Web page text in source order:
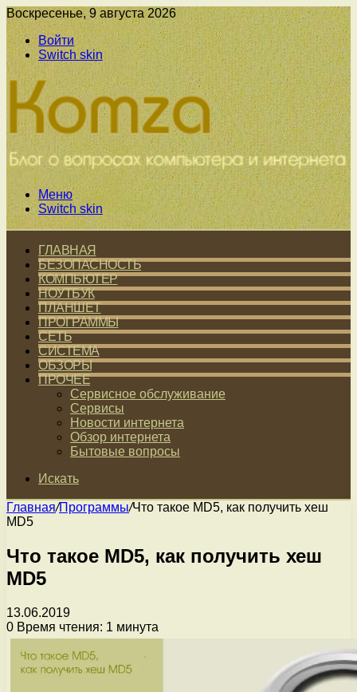
Воскресенье, 9 августа 2026
Войти
Switch skin
Меню
Switch skin
ГЛАВНАЯ
БЕЗОПАСНОСТЬ
КОМПЬЮТЕР
НОУТБУК
ПЛАНШЕТ
ПРОГРАММЫ
СЕТЬ
СИСТЕМА
ОБЗОРЫ
ПРОЧЕЕ
Сервисное обслуживание
Сервисы
Новости интернета
Обзор интернета
Бытовые вопросы
Искать
Главная/Программы/Что такое MD5, как получить хеш
MD5
Что такое MD5, как получить хеш
MD5
13.06.2019
0 Время чтения: 1 минута